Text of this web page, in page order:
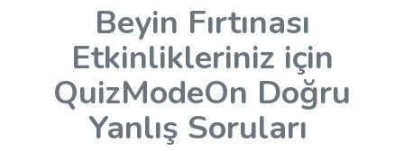
Beyin Fırtınası
Etkinlikleriniz için
QuizModeOn Doğru
Yanlış Soruları